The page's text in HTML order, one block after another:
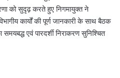
को सुदृढ़ करते हुए निगमायुक्त ने
कार्यों की पूर्ण जानकारी के साथ बैठक
एवं पारदर्शी निराकरण सुनिश्चित